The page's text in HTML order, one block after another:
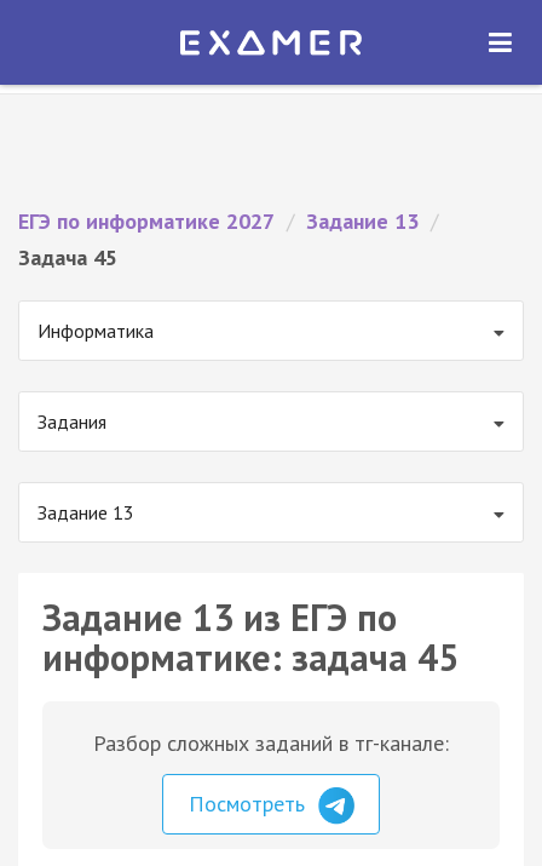
Экзамер — ЕГЭ 2027
ОТКРЫТЬ
ЕГЭ по информатике 2027 / Задание 13 /
Задача 45
Информатика
Задания
Задание 13
Задание 13 из ЕГЭ по
информатике: задача 45
Разбор сложных заданий в тг-канале:
Посмотреть